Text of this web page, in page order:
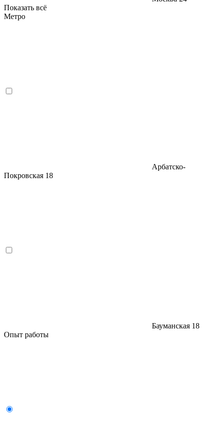
Показать всё
Метро
Арбатско-
Покровская 18
Бауманская 18
Опыт работы